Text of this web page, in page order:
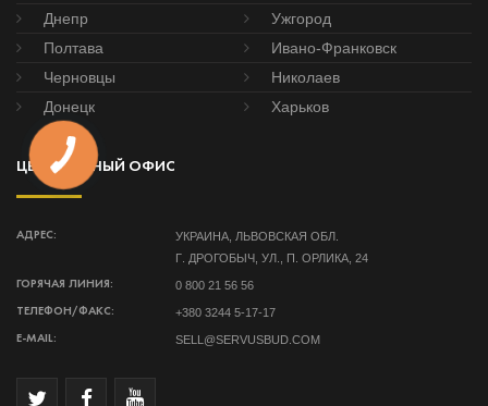
Днепр
Ужгород
Полтава
Ивано-Франковск
Черновцы
Николаев
Донецк
Харьков
ЦЕНТРАЛЬНЫЙ ОФИС
АДРЕС:
УКРАИНА, ЛЬВОВСКАЯ ОБЛ.
Г. ДРОГОБЫЧ, УЛ., П. ОРЛИКА, 24
ГОРЯЧАЯ ЛИНИЯ: 0 800 21 56 56
ТЕЛЕФОН/ФАКС: +380 3244 5-17-17
E-MAIL: SELL@SERVUSBUD.COM